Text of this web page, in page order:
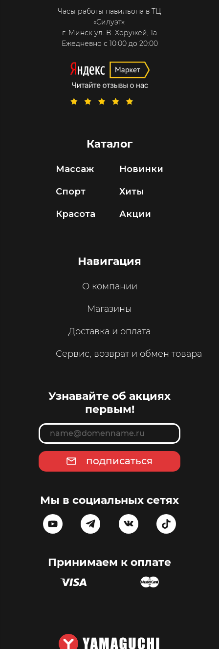
Часы работы павильона в ТЦ
«Силуэт»:
г. Минск ул. В. Хоружей, 1а
Ежедневно с 10:00 до 20:00
Каталог
Массаж
Спорт
Красота
Новинки
Хиты
Акции
Навигация
О компании
Магазины
Доставка и оплата
Сервис, возврат и обмен товара
Узнавайте об акциях
первым!
подписаться
Мы в социальных сетях
Принимаем к оплате